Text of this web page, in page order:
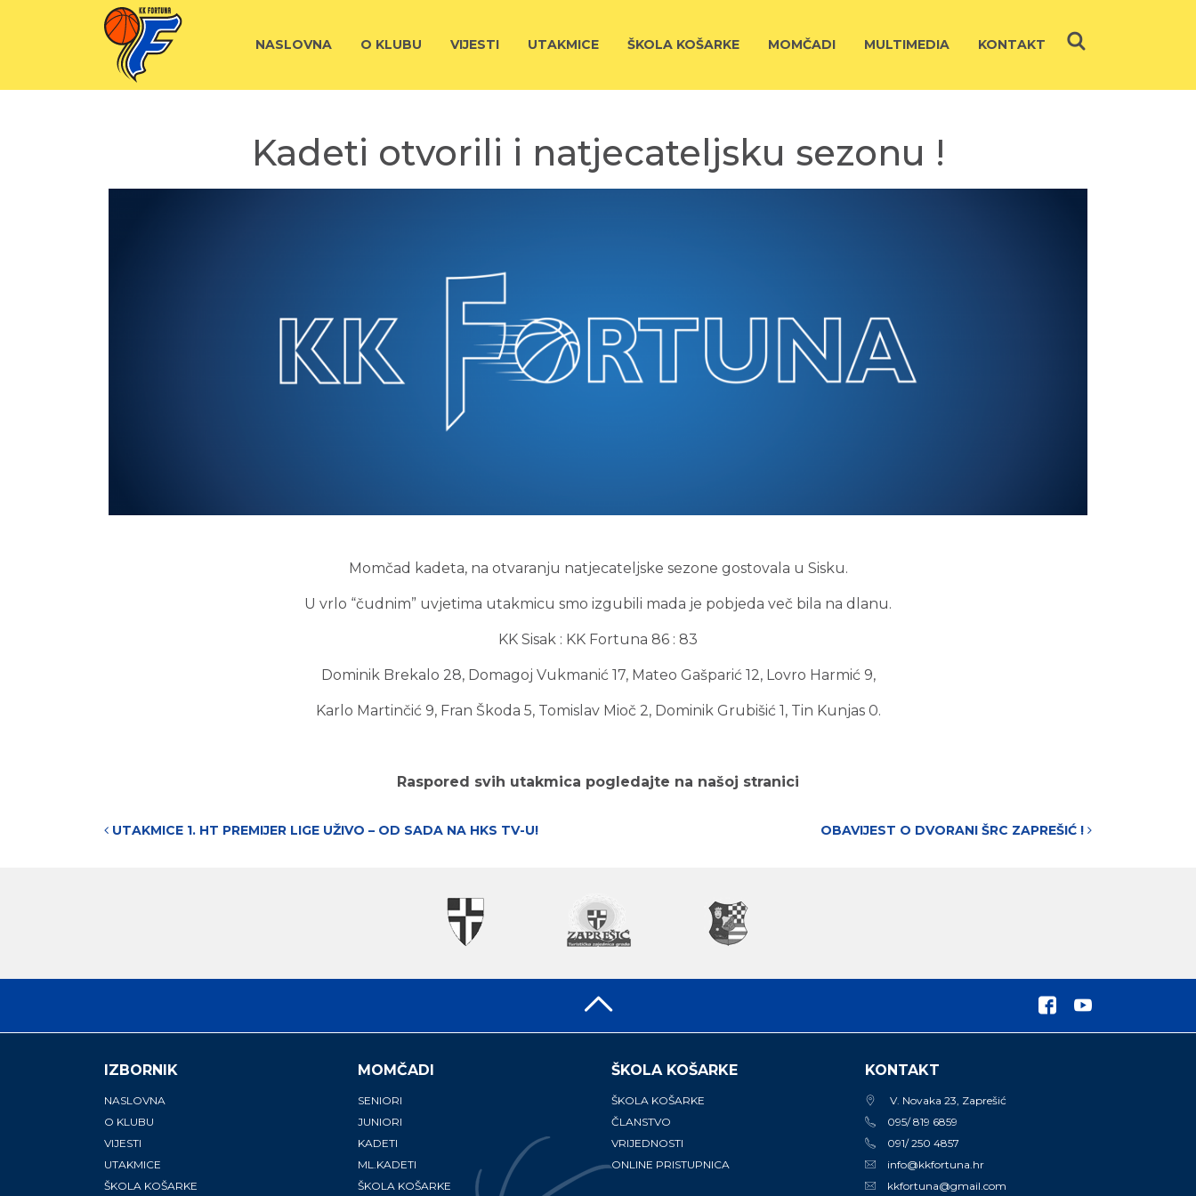
NASLOVNA O KLUBU VIJESTI UTAKMICE ŠKOLA KOŠARKE MOMČADI MULTIMEDIA KONTAKT
Kadeti otvorili i natjecateljsku sezonu !
Momčad kadeta, na otvaranju natjecateljske sezone gostovala u Sisku.
U vrlo “čudnim” uvjetima utakmicu smo izgubili mada je pobjeda več bila na dlanu.
KK Sisak : KK Fortuna 86 : 83
Dominik Brekalo 28, Domagoj Vukmanić 17, Mateo Gašparić 12, Lovro Harmić 9,
Karlo Martinčić 9, Fran Škoda 5, Tomislav Mioč 2, Dominik Grubišić 1, Tin Kunjas 0.
Raspored svih utakmica pogledajte na našoj stranici
Post navigation
UTAKMICE 1. HT PREMIJER LIGE UŽIVO – OD SADA NA HKS TV-U! OBAVIJEST O DVORANI ŠRC ZAPREŠIĆ !
IZBORNIK
NASLOVNA
O KLUBU
VIJESTI
UTAKMICE
ŠKOLA KOŠARKE
MOMČADI
SENIORI
JUNIORI
KADETI
ML.KADETI
ŠKOLA KOŠARKE
ŠKOLA KOŠARKE
ŠKOLA KOŠARKE
ČLANSTVO
VRIJEDNOSTI
ONLINE PRISTUPNICA
KONTAKT
V. Novaka 23, Zaprešić
095/ 819 6859
091/ 250 4857
info@kkfortuna.hr
kkfortuna@gmail.com